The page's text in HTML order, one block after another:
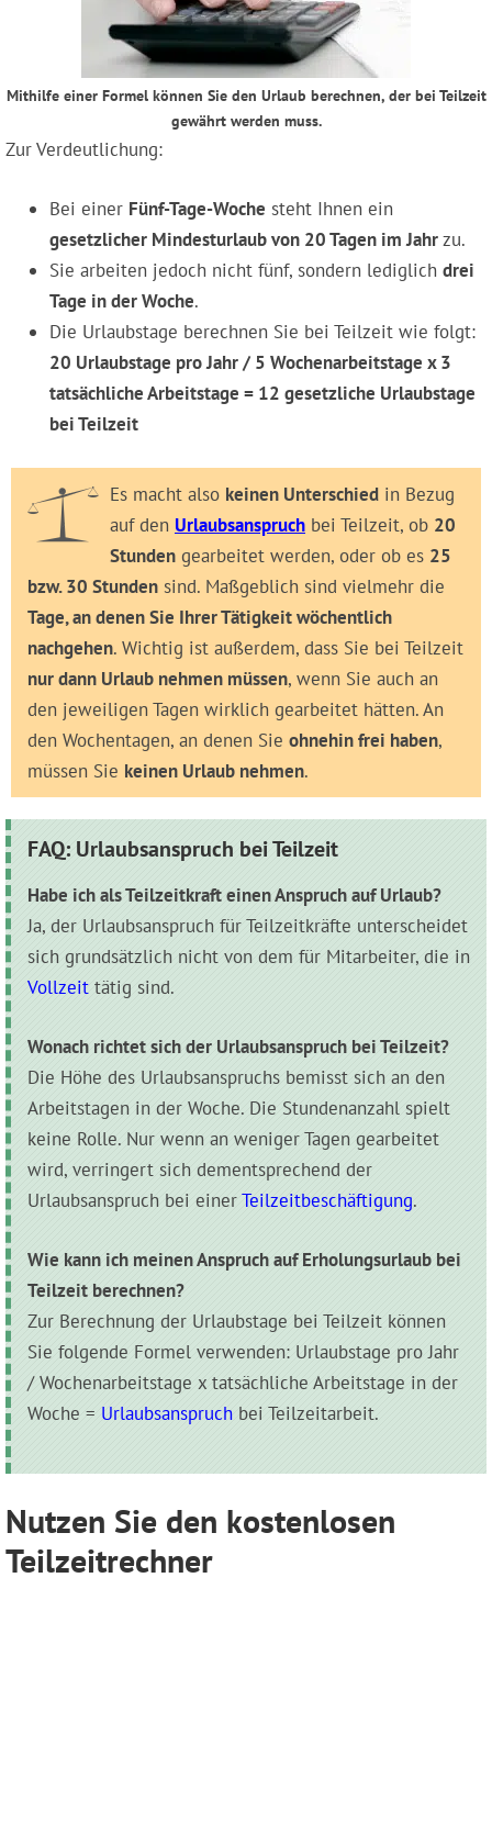
Mithilfe einer Formel können Sie den Urlaub berechnen, der bei Teilzeit
gewährt werden muss.
Zur Verdeutlichung:
Bei einer Fünf-Tage-Woche steht Ihnen ein
gesetzlicher Mindesturlaub von 20 Tagen im Jahrzu.
Sie arbeiten jedoch nicht fünf, sondern lediglich drei
Tage in der Woche.
Die Urlaubstage berechnen Sie bei Teilzeit wie folgt:
20 Urlaubstage pro Jahr / 5 Wochenarbeitstage x 3
tatsächliche Arbeitstage = 12 gesetzliche Urlaubstage
bei Teilzeit
Es macht also keinen Unterschied in Bezug
auf den Urlaubsanspruch bei Teilzeit, ob 20
Stunden gearbeitet werden, oder ob es 25
bzw. 30 Stunden sind. Maßgeblich sind vielmehr die
Tage, an denen Sie Ihrer Tätigkeit wöchentlich
nachgehen. Wichtig ist außerdem, dass Sie bei Teilzeit
nur dann Urlaub nehmen müssen, wenn Sie auch an
den jeweiligen Tagen wirklich gearbeitet hätten. An
den Wochentagen, an denen Sie ohnehin frei haben,
müssen Sie keinen Urlaub nehmen.
FAQ: Urlaubsanspruch bei Teilzeit
Habe ich als Teilzeitkraft einen Anspruch auf Urlaub?
Ja, der Urlaubsanspruch für Teilzeitkräfte unterscheidet
sich grundsätzlich nicht von dem für Mitarbeiter, die in
Vollzeit tätig sind.
Wonach richtet sich der Urlaubsanspruch bei Teilzeit?
Die Höhe des Urlaubsanspruchs bemisst sich an den
Arbeitstagen in der Woche. Die Stundenanzahl spielt
keine Rolle. Nur wenn an weniger Tagen gearbeitet
wird, verringert sich dementsprechend der
Urlaubsanspruch bei einerTeilzeitbeschäftigung.
Wie kann ich meinen Anspruch auf Erholungsurlaub bei
Teilzeit berechnen?
Zur Berechnung der Urlaubstage bei Teilzeit können
Sie folgende Formel verwenden: Urlaubstage pro Jahr
/ Wochenarbeitstage x tatsächliche Arbeitstage in der
Woche = Urlaubsanspruch bei Teilzeitarbeit.
Nutzen Sie den kostenlosen
Teilzeitrechner